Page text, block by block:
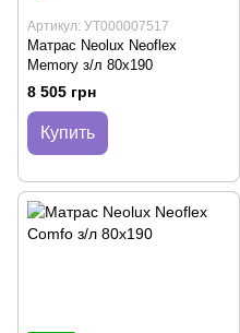
Артикул: УТ000007517
Матрас Neolux Neoflex
Memory з/л 80x190
8 505 грн
Купить